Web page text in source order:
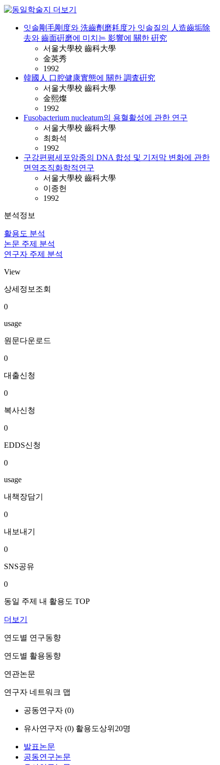
잇솔剛毛剛度와 洗齒劑磨耗度가 잇솔질의 人造齒垢除
去와 齒面硏磨에 미치는 影響에 關한 硏究
서울大學校 齒科大學
金英秀
1992
韓國人 口腔健康實態에 關한 調査硏究
서울大學校 齒科大學
金熙燦
1992
Fusobacterium nucleatum의 용혈활성에 관한 연구
서울大學校 齒科大學
최화석
1992
구강편평세포암종의 DNA 합성 및 기저막 변화에 관한
면역조직화학적연구
서울大學校 齒科大學
이종헌
1992
분석정보
활용도 분석
논문 주제 분석
연구자 주제 분석
View
상세정보조회
0
usage
원문다운로드
0
대출신청
0
복사신청
0
EDDS신청
0
usage
내책장담기
0
내보내기
0
SNS공유
0
동일 주제 내 활용도 TOP
더보기
연도별 연구동향
연도별 활용동향
연관논문
연구자 네트워크 맵
공동연구자 (0)
유사연구자 (0) 활용도상위20명
발표논문
공동연구논문